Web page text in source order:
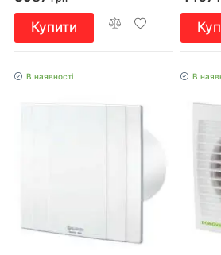
Купити
В наявності В